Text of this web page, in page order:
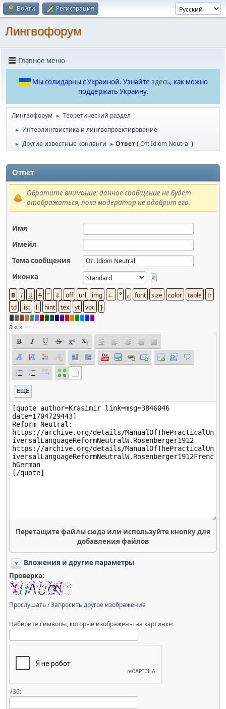
Войти Регистрация
Лингвофорум
Главное меню
Мы солидарны с Украиной. Узнайте здесь, как можно
поддержать Украину.
Лингвофорум ► Теоретический раздел
► Интерлингвистика и лингвопроектирование
► Другие известные конланги ► Ответ (От: Idiom Neutral )
Ответ
Обратите внимание: данное сообщение не будет
отображаться, пока модератор не одобрит его.
Имя
Имейл
Тема сообщения
Иконка
á« »—
ЕЩЁ
Перетащите файлы сюда или используйте кнопку для
добавления файлов
Вложения и другие параметры
Проверка:
Прослушать/Запросить другое изображение
Наберите символы, которые изображены на картинке:
√36: